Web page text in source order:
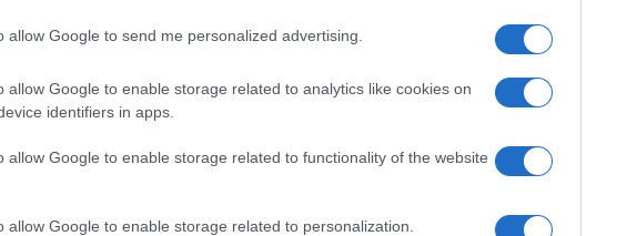
allow Google to send me personalized advertising.
allow Google to enable storage related to analytics like cookies on
identifiers in apps.
allow Google to enable storage related to functionality of the website
allow Google to enable storage related to personalization.
AIMnews.it, Intermonte, Websim e
in startup/PMi innovative. PIR
investimento e VC’s dedicati a start-up/PMI
per il rafforzamento dell’ecosistema